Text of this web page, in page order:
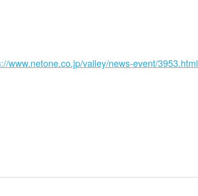
www.netone.co.jp/valley/news-event/3953.html